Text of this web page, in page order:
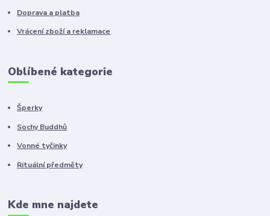
Doprava a platba
Vrácení zboží a reklamace
Oblíbené kategorie
Šperky
Sochy Buddhů
Vonné tyčinky
Rituální předměty
Kde mne najdete